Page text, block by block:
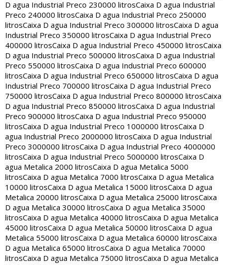
D agua Industrial Preco 230000 litrosCaixa D agua Industrial
Preco 240000 litrosCaixa D agua Industrial Preco 250000
litrosCaixa D agua Industrial Preco 300000 litrosCaixa D agua
Industrial Preco 350000 litrosCaixa D agua Industrial Preco
400000 litrosCaixa D agua Industrial Preco 450000 litrosCaixa
D agua Industrial Preco 500000 litrosCaixa D agua Industrial
Preco 550000 litrosCaixa D agua Industrial Preco 600000
litrosCaixa D agua Industrial Preco 650000 litrosCaixa D agua
Industrial Preco 700000 litrosCaixa D agua Industrial Preco
750000 litrosCaixa D agua Industrial Preco 800000 litrosCaixa
D agua Industrial Preco 850000 litrosCaixa D agua Industrial
Preco 900000 litrosCaixa D agua Industrial Preco 950000
litrosCaixa D agua Industrial Preco 1000000 litrosCaixa D
agua Industrial Preco 2000000 litrosCaixa D agua Industrial
Preco 3000000 litrosCaixa D agua Industrial Preco 4000000
litrosCaixa D agua Industrial Preco 5000000 litrosCaixa D
agua Metalica 2000 litrosCaixa D agua Metalica 5000
litrosCaixa D agua Metalica 7000 litrosCaixa D agua Metalica
10000 litrosCaixa D agua Metalica 15000 litrosCaixa D agua
Metalica 20000 litrosCaixa D agua Metalica 25000 litrosCaixa
D agua Metalica 30000 litrosCaixa D agua Metalica 35000
litrosCaixa D agua Metalica 40000 litrosCaixa D agua Metalica
45000 litrosCaixa D agua Metalica 50000 litrosCaixa D agua
Metalica 55000 litrosCaixa D agua Metalica 60000 litrosCaixa
D agua Metalica 65000 litrosCaixa D agua Metalica 70000
litrosCaixa D agua Metalica 75000 litrosCaixa D agua Metalica